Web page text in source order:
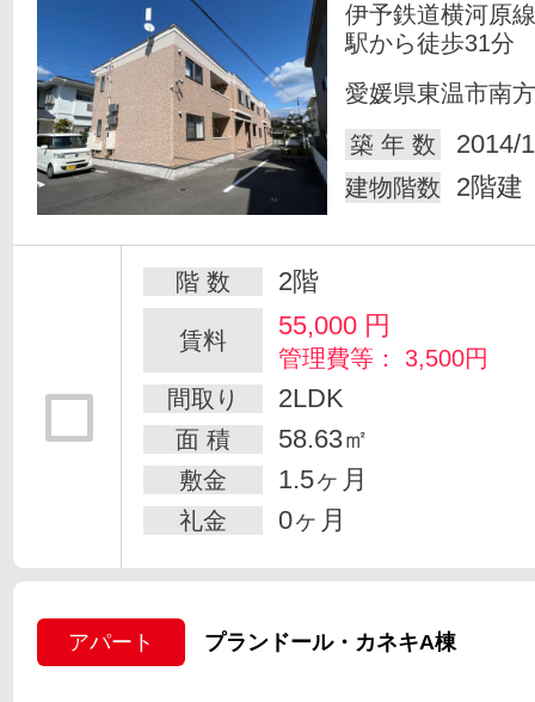
伊予鉄道横河原
駅から徒歩31分
愛媛県東温市南方
築 年 数
2014/
建物階数 2階建
階 数 2階
賃料 55,000 円
管理費等： 3,500円
間取り
2LDK
面 積 58.63㎡
敷金 1.5ヶ月
礼金 0ヶ月
アパート プランドール・カネキA棟